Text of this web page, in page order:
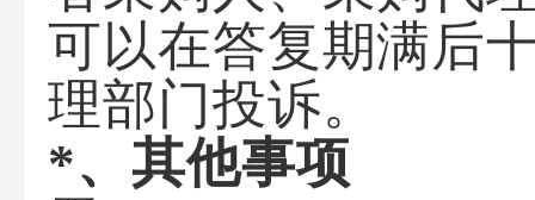
可以在答复期满后
理部门投诉。
*、其他事项